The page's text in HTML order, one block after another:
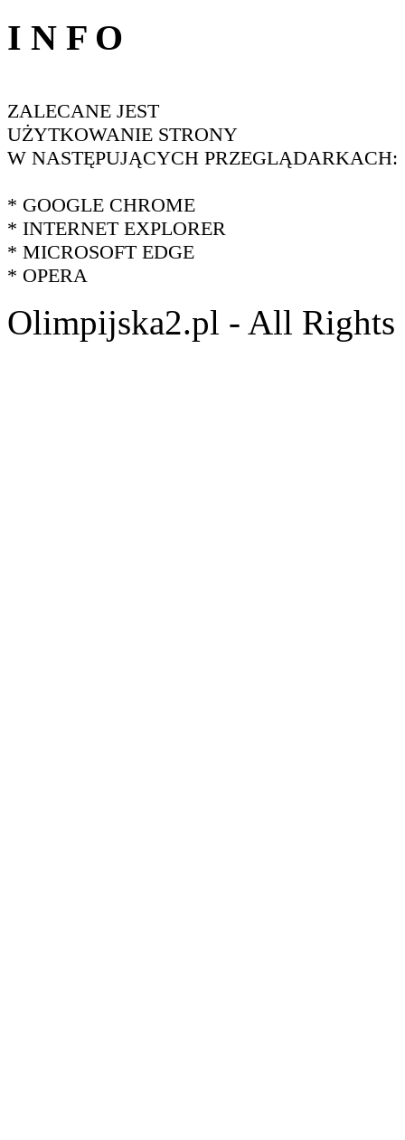
I N F O
ZALECANE JEST
UŻYTKOWANIE STRONY
W NASTĘPUJĄCYCH PRZEGLĄDARKACH:
* GOOGLE CHROME
* INTERNET EXPLORER
* MICROSOFT EDGE
* OPERA
Olimpijska2.pl - All Rights